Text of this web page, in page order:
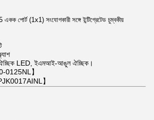
পোর্ট (1x1) সংযোগকারী সঙ্গে ইন্টিগ্রেটেড চুম্বকীয়
ঐচ্ছিক LED, ইএমআই-আঙুল ঐচ্ছিক।
0125NL】
】